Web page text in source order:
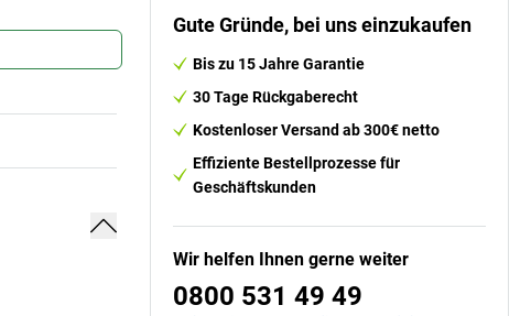
Gute Gründe, bei uns einzukaufen
Bis zu 15 Jahre Garantie
30 Tage Rückgaberecht
Kostenloser Versand ab 300€ netto
Effiziente Bestellprozesse für
Geschäftskunden
Wir helfen Ihnen gerne weiter
0800 531 49 49